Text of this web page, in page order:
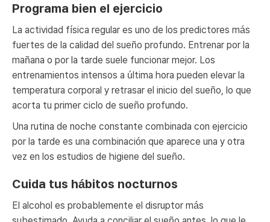
Programa bien el ejercicio
La actividad física regular es uno de los predictores más
fuertes de la calidad del sueño profundo. Entrenar por la
mañana o por la tarde suele funcionar mejor. Los
entrenamientos intensos a última hora pueden elevar la
temperatura corporal y retrasar el inicio del sueño, lo que
acorta tu primer ciclo de sueño profundo.
Una rutina de noche constante combinada con ejercicio
por la tarde es una combinación que aparece una y otra
vez en los estudios de higiene del sueño.
Cuida tus hábitos nocturnos
El alcohol es probablemente el disruptor más